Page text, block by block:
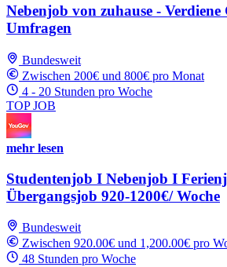
Nebenjob von zuhause - Verdiene
Umfragen
Bundesweit
Zwischen 200€ und 800€ pro Monat
4 - 20 Stunden pro Woche
TOP JOB
mehr lesen
Studentenjob I Nebenjob I
Übergangsjob 920-1200€/ Woche
Bundesweit
Zwischen 920.00€ und 1,200.00€ pro
48 Stunden pro Woche